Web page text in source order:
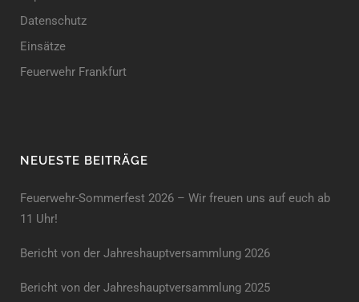
Datenschutz
Einsätze
Feuerwehr Frankfurt
NEUESTE BEITRÄGE
Feuerwehr-Sommerfest 2026 – Wir freuen uns auf euch ab
11 Uhr!
Bericht von der Jahreshauptversammlung 2026
Bericht von der Jahreshaupt­versammlung 2025